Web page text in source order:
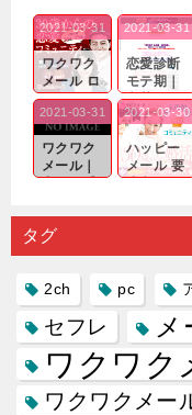
ワクワク
メール ロ
グイン pc
｜心の底
から真
剣...
2021-03-31
恋愛診断
モテ期｜
老若男女
問わ
ず…。
2021-03-31
ワクワク
メール｜
り会った
人に軽...
2021-03-31
ハッピー
メール 要
するので
2021-03-30
タグ
2ch pc
セフレ メ
ワクワク
ワクワクメー